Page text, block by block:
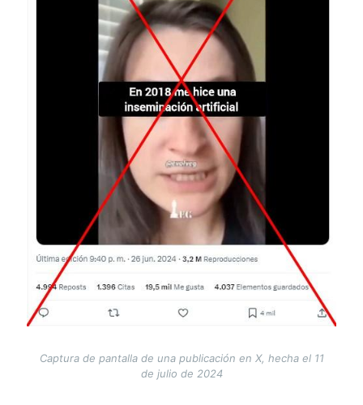
Captura de pantalla de una publicación en X, hecha el 11
de julio de 2024